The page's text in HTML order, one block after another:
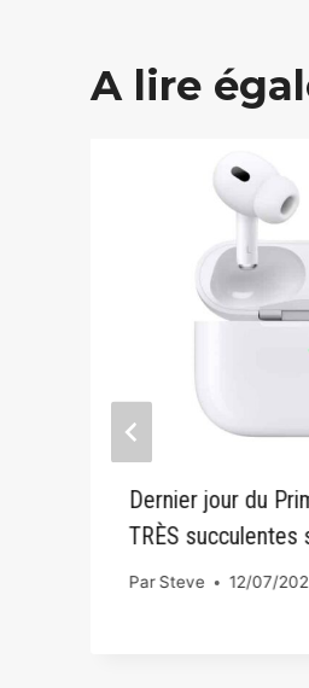
A lire
Dernier jour du
TRÈS succulentes
ParSteve 12/07/